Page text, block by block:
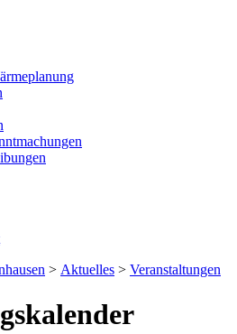
> Aktuelles > Veranstaltungen